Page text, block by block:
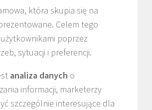
która skupia się na
Celem tego
poprzez
sytuacji i preferencji.
analiza danych o
informacji, marketerzy
szczególnie interesujące dla